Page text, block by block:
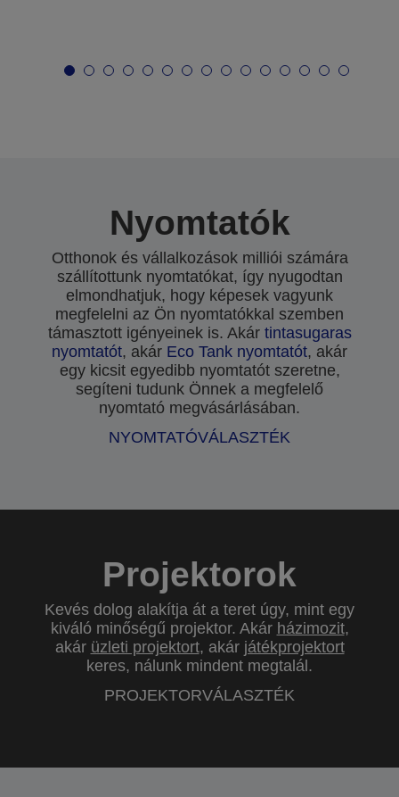
Nyomtatók
Otthonok és vállalkozások milliói számára
szállítottunk nyomtatókat, így nyugodtan
elmondhatjuk, hogy képesek vagyunk
megfelelni az Ön nyomtatókkal szemben
támasztott igényeinek is. Akár tintasugaras
nyomtatót, akár Eco Tank nyomtatót, akár
egy kicsit egyedibb nyomtatót szeretne,
segíteni tudunk Önnek a megfelelő
nyomtató megvásárlásában.
NYOMTATÓVÁLASZTÉK
Projektorok
Kevés dolog alakítja át a teret úgy, mint egy
kiváló minőségű projektor. Akár házimozit,
akár üzleti projektort, akár játékprojektort
keres, nálunk mindent megtalál.
PROJEKTORVÁLASZTÉK